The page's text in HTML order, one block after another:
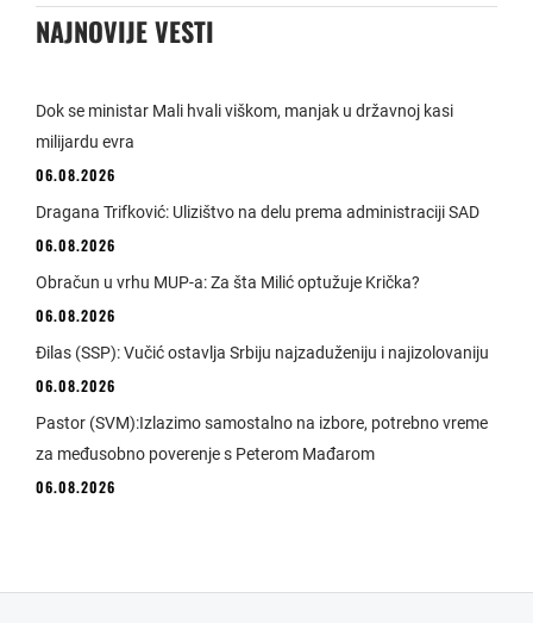
NAJNOVIJE VESTI
Dok se ministar Mali hvali viškom, manjak u državnoj kasi
milijardu evra
06.08.2026
Dragana Trifković: Ulizištvo na delu prema administraciji SAD
06.08.2026
Obračun u vrhu MUP-a: Za šta Milić optužuje Krička?
06.08.2026
Đilas (SSP): Vučić ostavlja Srbiju najzaduženiju i najizolovaniju
06.08.2026
Pastor (SVM):Izlazimo samostalno na izbore, potrebno vreme
za međusobno poverenje s Peterom Mađarom
06.08.2026